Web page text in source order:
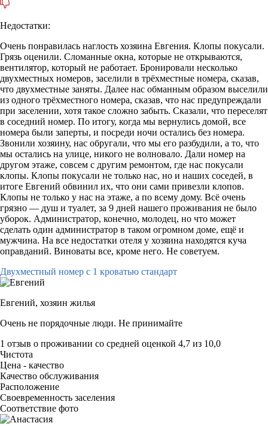
Недостатки:
Очень понравилась наглость хозяина Евгения. Клопы покусали.
Грязь оценили. Сломанные окна, которые не открываются,
вентилятор, который не работает. Бронировали несколько
двухместных номеров, заселили в трёхместные номера, сказав,
что двухместные заняты. Далее нас обманным образом выселили
из одного трёхместного номера, сказав, что нас предупреждали
при заселении, хотя такое сложно забыть. Сказали, что переселят
в соседний номер. По итогу, когда мы вернулись домой, все
номера были заперты, и посреди ночи остались без номера.
Звонили хозяину, нас обругали, что мы его разбудили, а то, что
мы остались на улице, никого не волновало. Дали номер на
другом этаже, совсем с другим ремонтом, где нас покусали
клопы. Клопы покусали не только нас, но и наших соседей, в
итоге Евгений обвинил их, что они сами привезли клопов.
Клопы не только у нас на этаже, а по всему дому. Всё очень
грязно — душ и туалет, за 9 дней нашего проживания не было
уборок. Администратор, конечно, молодец, но что может
сделать один администратор в таком огромном доме, ещё и
мужчина. На все недостатки отеля у хозяина находятся куча
оправданий. Виноваты все, кроме него. Не советуем.
Двухместный номер с 1 кроватью стандарт
Евгений, хозяин жилья
Очень не порядочные люди. Не принимайте
1 отзыв о проживании со средней оценкой 4,7 из 10,0
Чистота
Цена - качество
Качество обслуживания
Расположение
Своевременность заселения
Соответствие фото